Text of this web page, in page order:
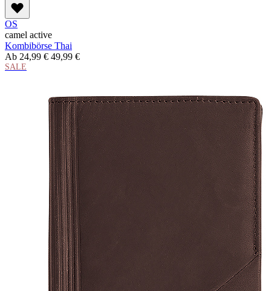
OS
camel active
Kombibörse Thai
Ab 24,99 € 49,99 €
SALE